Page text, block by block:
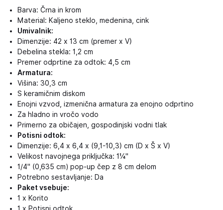
Barva: Črna in krom
Material: Kaljeno steklo, medenina, cink
Umivalnik:
Dimenzije: 42 x 13 cm (premer x V)
Debelina stekla: 1,2 cm
Premer odprtine za odtok: 4,5 cm
Armatura:
Višina: 30,3 cm
S keramičnim diskom
Enojni vzvod, izmenična armatura za enojno odprtino
Za hladno in vročo vodo
Primerno za običajen, gospodinjski vodni tlak
Potisni odtok:
Dimenzije: 6,4 x 6,4 x (9,1-10,3) cm (D x Š x V)
Velikost navojnega priključka: 1¼"
1/4" (0,635 cm) pop-up čep z 8 cm delom
Potrebno sestavljanje: Da
Paket vsebuje:
1 x Korito